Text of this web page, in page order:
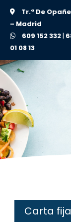
Tr.ª De
– Madrid
609 152 332|
01 08 13
Carta fija